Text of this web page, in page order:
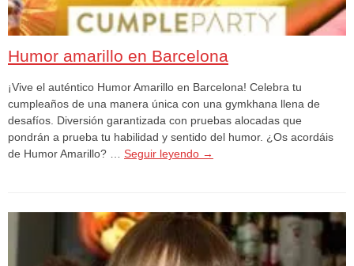
Humor amarillo en Barcelona
¡Vive el auténtico Humor Amarillo en Barcelona! Celebra tu
cumpleaños de una manera única con una gymkhana llena de
desafíos. Diversión garantizada con pruebas alocadas que
pondrán a prueba tu habilidad y sentido del humor. ¿Os acordáis
de Humor Amarillo? … Seguir leyendo →